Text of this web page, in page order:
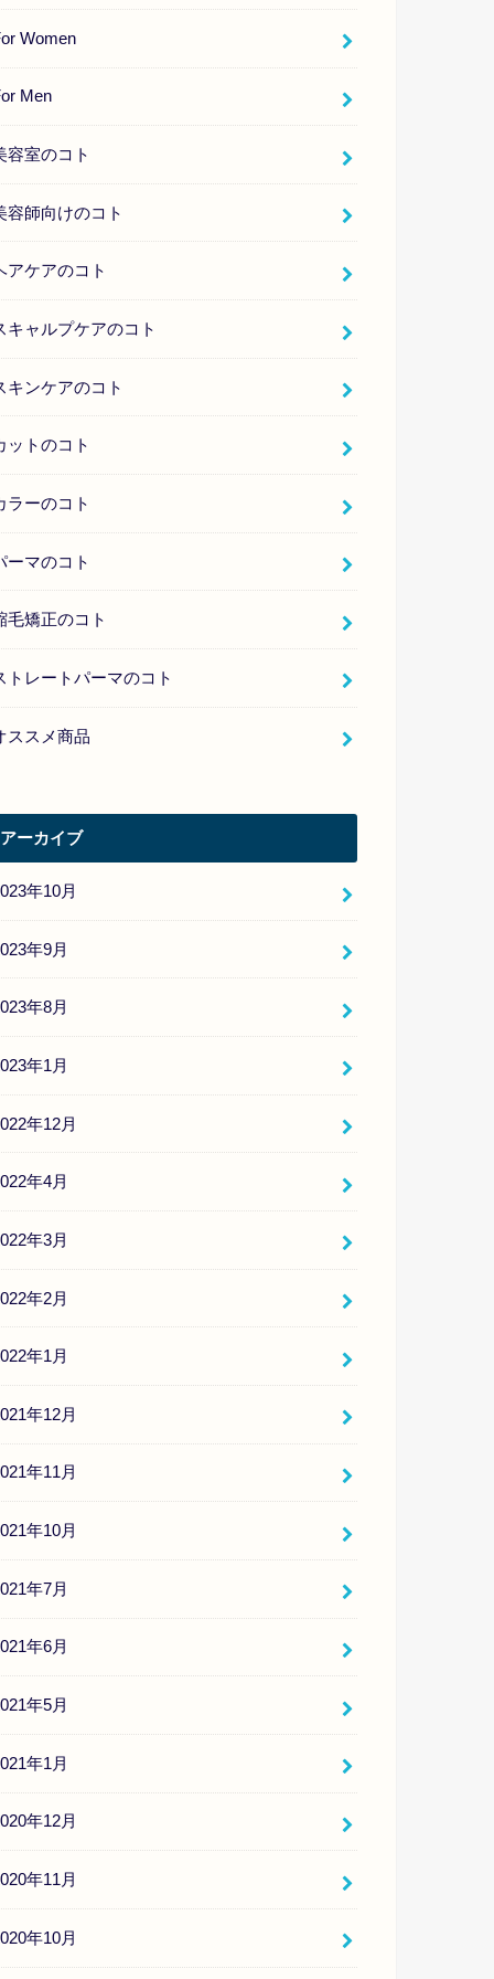
Women
Men
容室のコト
容師向けのコト
アケアのコト
キャルプケアのコト
キンケアのコト
ットのコト
ラーのコト
ーマのコト
毛矯正のコト
トレートパーマのコト
ススメ商品
アーカイブ
年10月
年9月
年8月
年1月
年12月
年4月
年3月
年2月
年1月
年12月
年11月
年10月
年7月
年6月
年5月
年1月
年12月
年11月
年10月